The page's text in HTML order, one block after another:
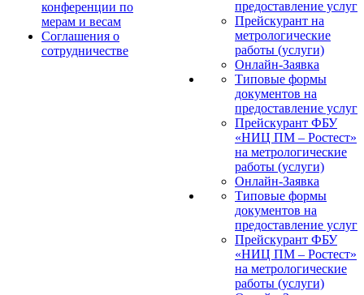
конференции по
мерам и весам
Соглашения о
сотрудничестве
предоставление услуг
Прейскурант на
метрологические
работы (услуги)
Онлайн-Заявка
Типовые формы
документов на
предоставление услуг
Прейскурант ФБУ
«НИЦ ПМ – Ростест»
на метрологические
работы (услуги)
Онлайн-Заявка
Типовые формы
документов на
предоставление услуг
Прейскурант ФБУ
«НИЦ ПМ – Ростест»
на метрологические
работы (услуги)